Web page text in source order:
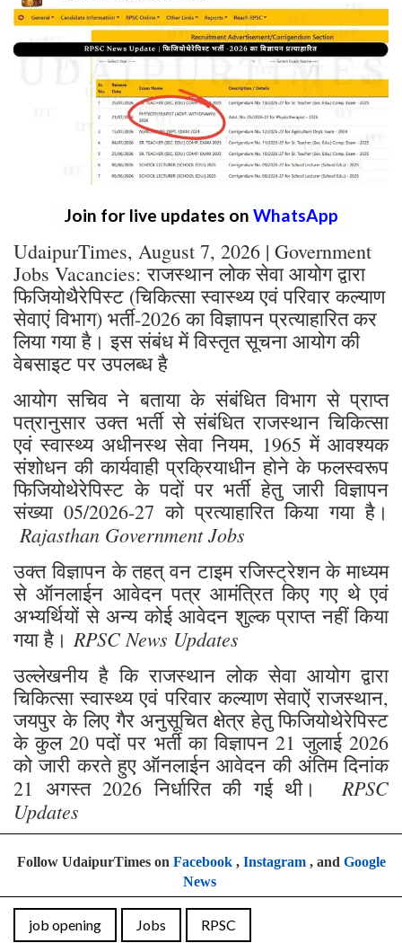
Join for live updates on WhatsApp
UdaipurTimes, August 7, 2026 | Government
Jobs Vacancies: राजस्थान लोक सेवा आयोग द्वारा
फिजियोथैरेपिस्ट (चिकित्सा स्वास्थ्य एवं परिवार कल्याण
सेवाएं विभाग) भर्ती-2026 का विज्ञापन प्रत्याहारित कर
लिया गया है। इस संबंध में विस्तृत सूचना आयोग की
वेबसाइट पर उपलब्ध है
आयोग सचिव ने बताया के संबंधित विभाग से प्राप्त
पत्रानुसार उक्त भर्ती से संबंधित राजस्थान चिकित्सा
एवं स्वास्थ्य अधीनस्थ सेवा नियम, 1965 में आवश्यक
संशोधन की कार्यवाही प्रक्रियाधीन होने के फलस्वरूप
फिजियोथेरेपिस्ट के पदों पर भर्ती हेतु जारी विज्ञापन
संख्या 05/2026-27 को प्रत्याहारित किया गया है।
Rajasthan Government Jobs
उक्त विज्ञापन के तहत् वन टाइम रजिस्ट्रेशन के माध्यम
से ऑनलाईन आवेदन पत्र आमंत्रित किए गए थे एवं
अभ्यर्थियों से अन्य कोई आवेदन शुल्क प्राप्त नहीं किया
गया है। RPSC News Updates
उल्लेखनीय है कि राजस्थान लोक सेवा आयोग द्वारा
चिकित्सा स्वास्थ्य एवं परिवार कल्याण सेवाऐं राजस्थान,
जयपुर के लिए गैर अनुसूचित क्षेत्र हेतु फिजियोथेरेपिस्ट
के कुल 20 पदों पर भर्ती का विज्ञापन 21 जुलाई 2026
को जारी करते हुए ऑनलाईन आवेदन की अंतिम दिनांक
21 अगस्त 2026 निर्धारित की गई थी। RPSC
Updates
Follow UdaipurTimes on Facebook, Instagram, and Google
News
job opening Jobs RPSC